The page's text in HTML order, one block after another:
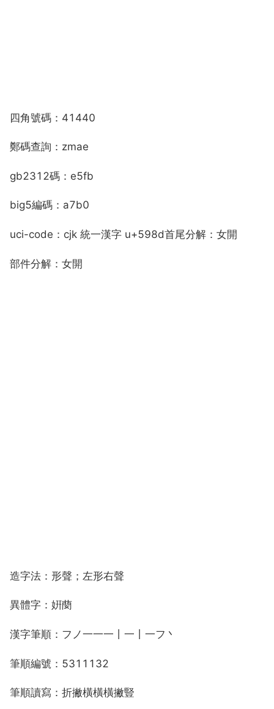
四角號碼：41440
鄭碼查詢：zmae
gb2312碼：e5fb
big5編碼：a7b0
uci-code：cjk 統一漢字 u+598d首尾分解：女開
部件分解：女開
造字法：形聲；左形右聲
異體字：姸蔅
漢字筆順：フノ一一一丨一丨一フ丶
筆順編號：5311132
筆順讀寫：折撇橫橫橫撇豎